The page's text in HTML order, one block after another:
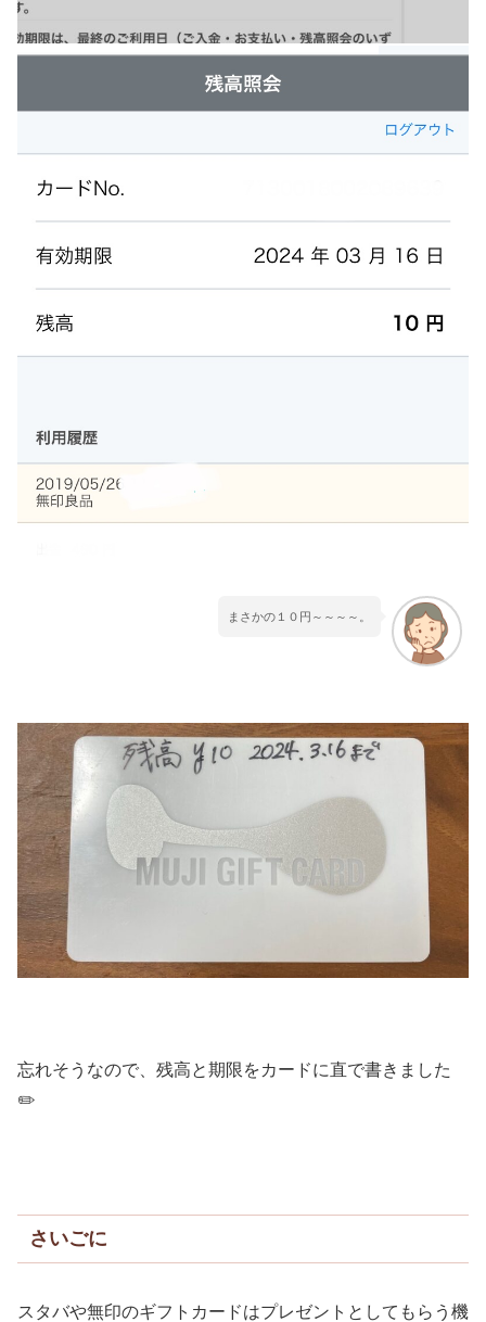
まさかの１０円～～～～。
忘れそうなので、残高と期限をカードに直で書きました
✏️
さいごに
スタバや無印のギフトカードはプレゼントとしてもらう機